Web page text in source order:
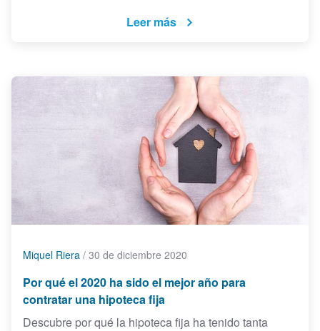
Leer más
Miquel Riera / 30 de diciembre 2020
Por qué el 2020 ha sido el mejor año para
contratar una hipoteca fija
Descubre por qué la hipoteca fija ha tenido tanta